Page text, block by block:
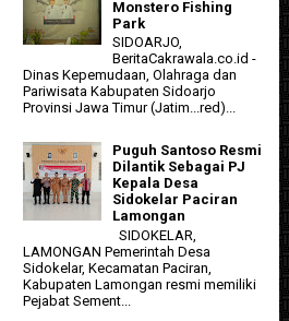
Monstero Fishing
Park
SIDOARJO,
BeritaCakrawala.co.id -
Dinas Kepemudaan, Olahraga dan
Pariwisata Kabupaten Sidoarjo
Provinsi Jawa Timur (Jatim...red)...
Puguh Santoso Resmi
Dilantik Sebagai PJ
Kepala Desa
Sidokelar Paciran
Lamongan
SIDOKELAR,
LAMONGAN Pemerintah Desa
Sidokelar, Kecamatan Paciran,
Kabupaten Lamongan resmi memiliki
Pejabat Sement...